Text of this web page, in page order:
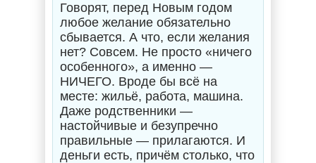
Говорят, перед Новым годом
любое желание обязательно
сбывается. А что, если желания
нет? Совсем. Не просто «ничего
особенного», а именно —
НИЧЕГО. Вроде бы всё на
месте: жильё, работа, машина.
Даже родственники —
настойчивые и безупречно
правильные — прилагаются. И
деньги есть, причём столько, что